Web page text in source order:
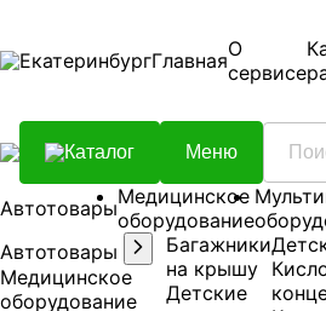
ЕкатеринбургГлавнаяО
сервисе
Каталог Меню
АвтотоварыМедицинское
оборудование
Автотовары
Медицинское
оборудование
Багажники
на крышу
Детские